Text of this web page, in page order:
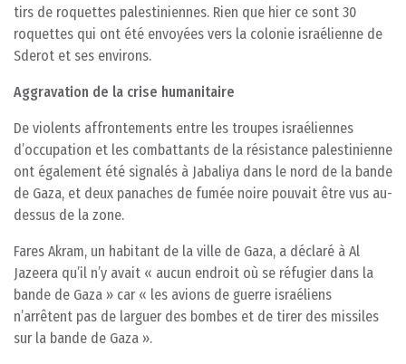
tirs de roquettes palestiniennes. Rien que hier ce sont 30
roquettes qui ont été envoyées vers la colonie israélienne de
Sderot et ses environs.
Aggravation de la crise humanitaire
De violents affrontements entre les troupes israéliennes
d’occupation et les combattants de la résistance palestinienne
ont également été signalés à Jabaliya dans le nord de la bande
de Gaza, et deux panaches de fumée noire pouvait être vus au-
dessus de la zone.
Fares Akram, un habitant de la ville de Gaza, a déclaré à Al
Jazeera qu’il n’y avait « aucun endroit où se réfugier dans la
bande de Gaza » car « les avions de guerre israéliens
n’arrêtent pas de larguer des bombes et de tirer des missiles
sur la bande de Gaza ».